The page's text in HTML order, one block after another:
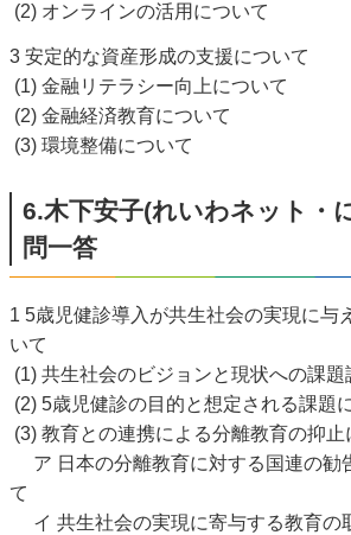
(2) オンラインの活用について
3 安定的な資産形成の支援について
(1) 金融リテラシー向上について
(2) 金融経済教育について
(3) 環境整備について
6.木下安子(れいわネット・
問一答
1 5歳児健診導入が共生社会の実現に与
いて
(1) 共生社会のビジョンと現状への課題
(2) 5歳児健診の目的と想定される課題
(3) 教育との連携による分離教育の抑止
ア 日本の分離教育に対する国連の勧
て
イ 共生社会の実現に寄与する教育の